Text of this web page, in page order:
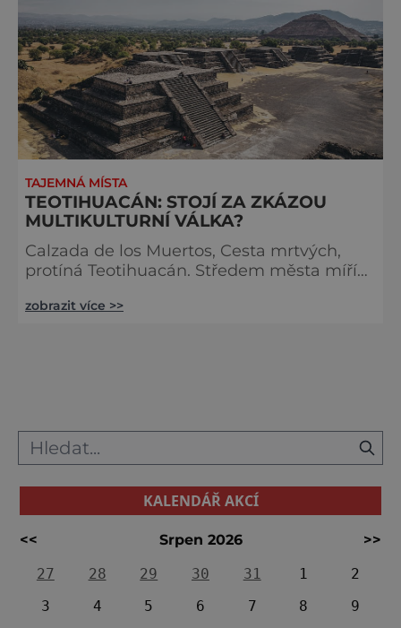
TAJEMNÁ MÍSTA
TEOTIHUACÁN: STOJÍ ZA ZKÁZOU
MULTIKULTURNÍ VÁLKA?
Calzada de los Muertos, Cesta mrtvých,
protíná Teotihuacán. Středem města míří
posvátné hoře Cerro Gordo. Čtyřicet metrů
praktikování lidských a zvířecích obětí. Na
náměstí Měsíce
zobrazit více >>
KALENDÁŘ AKCÍ
<< Srpen 2026
>>
27
28 29 30 31 1
2
3
4 5 6 7 8
9